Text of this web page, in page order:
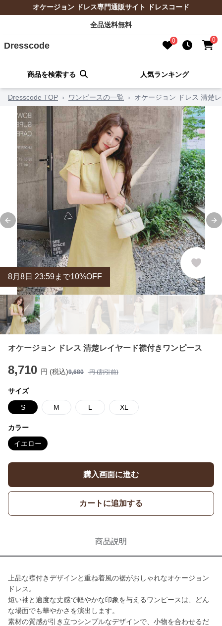
オケージョン ドレス専門通販サイト ドレスコード
全品送料無料
Dresscode 0 0
商品を検索する 人気ランキング
Dresscode TOP › ワンピースの一覧 › オケージョン ドレス 清楚
Previous slide
8月 8日 23:59まで10%OFF
オケージョン ドレス 清楚レイヤード襟付きワンピース
8,710 円 (税込)9,680 円 (割引前)
サイズ
S M L XL
カラー
イエロー
購入画面に進む
カートに追加する
商品説明
上品な襟付きデザインと重ね着風の裾がおしゃれなオケージョン
ドレス。
短い袖と適度な丈感で軽やかな印象を与えるワンピースは、どん
な場面でも華やかさを演出します。
素材の質感が引き立つシンプルなデザインで、小物を合わせるだ